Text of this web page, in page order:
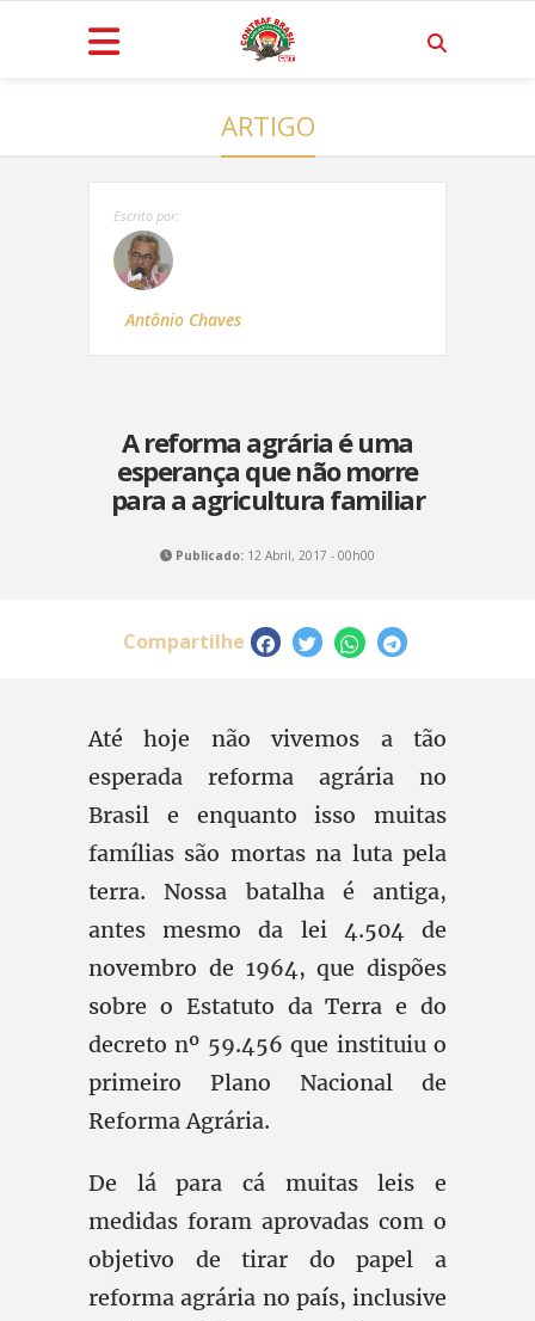
ARTIGO
Escrito por:
Antônio Chaves
A reforma agrária é uma
esperança que não morre
para a agricultura familiar
Publicado: 12 Abril, 2017 - 00h00
Compartilhe
Até hoje não vivemos a tão
esperada reforma agrária no
Brasil e enquanto isso muitas
famílias são mortas na luta pela
terra. Nossa batalha é antiga,
antes mesmo da lei 4.504 de
novembro de 1964, que dispões
sobre o Estatuto da Terra e do
decreto nº 59.456 que instituiu o
primeiro Plano Nacional de
Reforma Agrária.
De lá para cá muitas leis e
medidas foram aprovadas com o
objetivo de tirar do papel a
reforma agrária no país, inclusive